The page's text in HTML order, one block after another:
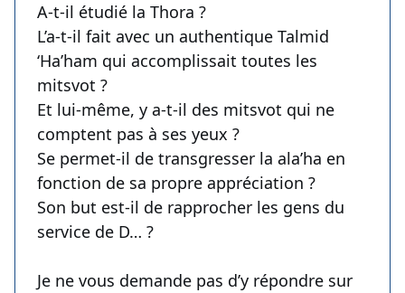
A-t-il étudié la Thora ?
L’a-t-il fait avec un authentique Talmid
‘Ha’ham qui accomplissait toutes les
mitsvot ?
Et lui-même, y a-t-il des mitsvot qui ne
comptent pas à ses yeux ?
Se permet-il de transgresser la ala’ha en
fonction de sa propre appréciation ?
Son but est-il de rapprocher les gens du
service de D… ?
Je ne vous demande pas d’y répondre sur